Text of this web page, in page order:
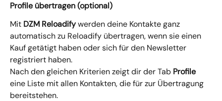
Profile übertragen (optional)
Mit DZM Reloadify werden deine Kontakte ganz
automatisch zu Reloadify übertragen, wenn sie einen
Kauf getätigt haben oder sich für den Newsletter
registriert haben.
Nach den gleichen Kriterien zeigt dir der Tab Profile
eine Liste mit allen Kontakten, die für zur Übertragung
bereitstehen.